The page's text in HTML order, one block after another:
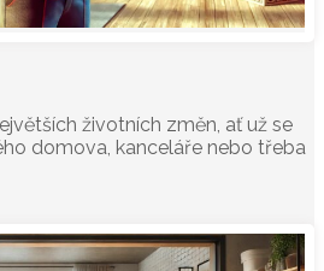
životních změn, ať už se
domova, kanceláře nebo třeba